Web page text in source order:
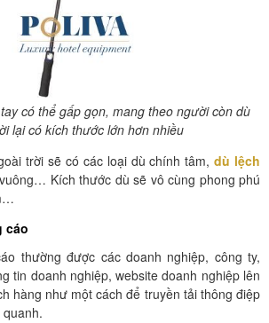
có thể gấp gọn, mang theo người còn dù
lại có kích thước lớn hơn nhiều
trời sẽ có các loại dù chính tâm,dù lệch
Kích thước dù sẽ vô cùng phong phú
cáo
thường được các doanh nghiệp, công ty,
tin doanh nghiệp, website doanh nghiệp lên
hàng như một cách để truyền tải thông điệp